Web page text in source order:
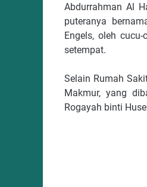
Abdurrahman Al
puteranya
Engels, oleh
setempat.
Selain Rumah
Makmur, yang
Rogayah binti